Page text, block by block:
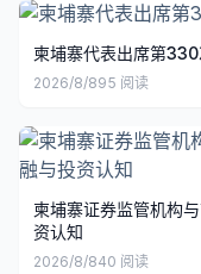
柬埔寨代表出席第
2026/8/895 阅读
柬埔寨证券监管机构
资认知
2026/8/840 阅读